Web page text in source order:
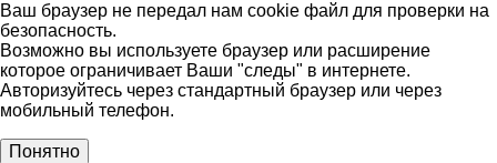
Ваш браузер не передал нам cookie файл для проверки на
безопасность.
Возможно вы используете браузер или расширение
которое ограничивает Ваши "следы" в интернете.
Авторизуйтесь через стандартный браузер или через
мобильный телефон.
Понятно